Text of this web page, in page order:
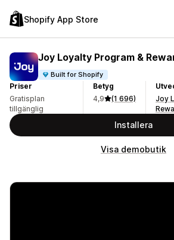
Shopify App Store
Joy Loyalty Program &
Built for Shopify
Priser
Gratisplan
tillgänglig
Betyg
4,9
(1 696)
Joy
Installera
Visa demobutik